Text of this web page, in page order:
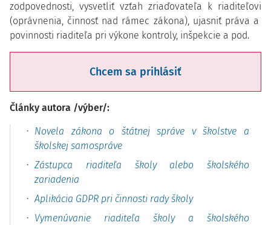
zodpovednosti, vysvetliť vzťah zriaďovateľa k riaditeľovi
(oprávnenia, činnosť nad rámec zákona), ujasniť práva a
povinnosti riaditeľa pri výkone kontroly, inšpekcie a pod.
Chcem sa prihlásiť
Články autora /výber/:
Novela zákona o štátnej správe v školstve a
školskej samospráve
Zástupca riaditeľa školy alebo školského
zariadenia
Aplikácia GDPR pri činnosti rady školy
Vymenúvanie riaditeľa školy a školského